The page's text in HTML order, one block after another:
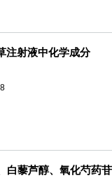
注射液中化学成分
藜芦醇、氧化芍药